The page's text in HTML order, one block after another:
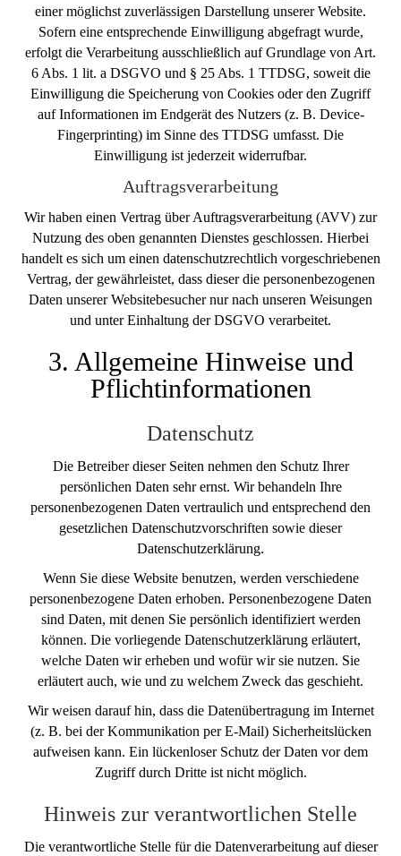
einer möglichst zuverlässigen Darstellung unserer Website.
Sofern eine entsprechende Einwilligung abgefragt wurde,
erfolgt die Verarbeitung ausschließlich auf Grundlage von Art.
6 Abs. 1 lit. a DSGVO und § 25 Abs. 1 TTDSG, soweit die
Einwilligung die Speicherung von Cookies oder den Zugriff
auf Informationen im Endgerät des Nutzers (z. B. Device-
Fingerprinting) im Sinne des TTDSG umfasst. Die
Einwilligung ist jederzeit widerrufbar.
Auftragsverarbeitung
Wir haben einen Vertrag über Auftragsverarbeitung (AVV) zur
Nutzung des oben genannten Dienstes geschlossen. Hierbei
handelt es sich um einen datenschutzrechtlich vorgeschriebenen
Vertrag, der gewährleistet, dass dieser die personenbezogenen
Daten unserer Websitebesucher nur nach unseren Weisungen
und unter Einhaltung der DSGVO verarbeitet.
3. Allgemeine Hinweise und
Pflicht­informationen
Datenschutz
Die Betreiber dieser Seiten nehmen den Schutz Ihrer
persönlichen Daten sehr ernst. Wir behandeln Ihre
personenbezogenen Daten vertraulich und entsprechend den
gesetzlichen Datenschutzvorschriften sowie dieser
Datenschutzerklärung.
Wenn Sie diese Website benutzen, werden verschiedene
personenbezogene Daten erhoben. Personenbezogene Daten
sind Daten, mit denen Sie persönlich identifiziert werden
können. Die vorliegende Datenschutzerklärung erläutert,
welche Daten wir erheben und wofür wir sie nutzen. Sie
erläutert auch, wie und zu welchem Zweck das geschieht.
Wir weisen darauf hin, dass die Datenübertragung im Internet
(z. B. bei der Kommunikation per E-Mail) Sicherheitslücken
aufweisen kann. Ein lückenloser Schutz der Daten vor dem
Zugriff durch Dritte ist nicht möglich.
Hinweis zur verantwortlichen Stelle
Die verantwortliche Stelle für die Datenverarbeitung auf dieser